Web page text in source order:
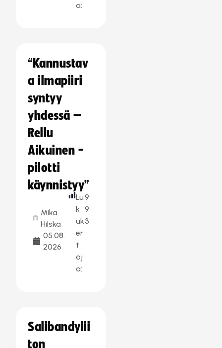
a:
“Kannustav
a ilmapiiri
syntyy
yhdessä –
Reilu
Aikuinen -
pilotti
käynnistyy”
Mika
Hilska
05.08.
2026
Lu
k
uk
er
t
oj
a:
9
9
3
Salibandylii
ton